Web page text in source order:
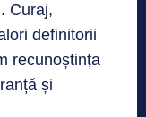
Curaj,
definitorii
recunoștința
și